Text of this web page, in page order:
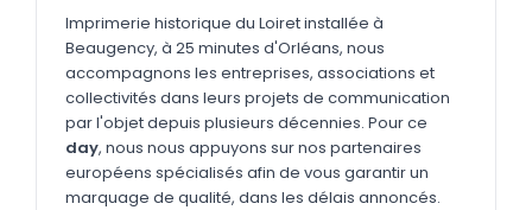
Polos Nouveau
Sweatshirts
GOODIES
Catalogue complet Nouveau
Bureau & écriture
Imprimerie historique du Loiret installée à
Beaugency, à 25 minutes d'Orléans, nous
accompagnons les entreprises, associations et
collectivités dans leurs projets de communication
par l'objet depuis plusieurs décennies. Pour ce
day, nous nous appuyons sur nos partenaires
européens spécialisés afin de vous garantir un
marquage de qualité, dans les délais annoncés.